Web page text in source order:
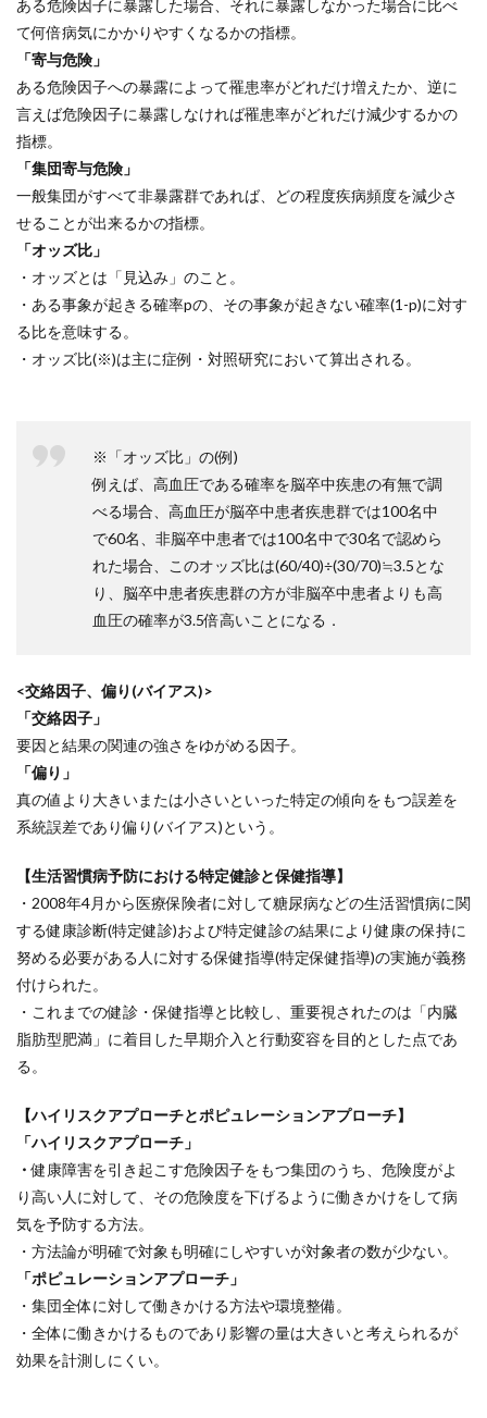
ある危険因子に暴露した場合、それに暴露しなかった場合に比べ
て何倍病気にかかりやすくなるかの指標。
「寄与危険」
ある危険因子への暴露によって罹患率がどれだけ増えたか、逆に
言えば危険因子に暴露しなければ罹患率がどれだけ減少するかの
指標。
「集団寄与危険」
一般集団がすべて非暴露群であれば、どの程度疾病頻度を減少さ
せることが出来るかの指標。
「オッズ比」
・オッズとは「見込み」のこと。
・ある事象が起きる確率pの、その事象が起きない確率(1-p)に対す
る比を意味する。
・オッズ比(※)は主に症例・対照研究において算出される。
※「オッズ比」の(例)
例えば、高血圧である確率を脳卒中疾患の有無で調
べる場合、高血圧が脳卒中患者疾患群では100名中
で60名、非脳卒中患者では100名中で30名で認めら
れた場合、このオッズ比は(60/40)÷(30/70)≒3.5とな
り、脳卒中患者疾患群の方が非脳卒中患者よりも高
血圧の確率が3.5倍高いことになる．
<交絡因子、偏り(バイアス)>
「交絡因子」
要因と結果の関連の強さをゆがめる因子。
「偏り」
真の値より大きいまたは小さいといった特定の傾向をもつ誤差を
系統誤差であり偏り(バイアス)という。
【生活習慣病予防における特定健診と保健指導】
・2008年4月から医療保険者に対して糖尿病などの生活習慣病に関
する健康診断(特定健診)および特定健診の結果により健康の保持に
努める必要がある人に対する保健指導(特定保健指導)の実施が義務
付けられた。
・これまでの健診・保健指導と比較し、重要視されたのは「内臓
脂肪型肥満」に着目した早期介入と行動変容を目的とした点であ
る。
【ハイリスクアプローチとポピュレーションアプローチ】
「ハイリスクアプローチ」
・健康障害を引き起こす危険因子をもつ集団のうち、危険度がよ
り高い人に対して、その危険度を下げるように働きかけをして病
気を予防する方法。
・方法論が明確で対象も明確にしやすいが対象者の数が少ない。
「ポピュレーションアプローチ」
・集団全体に対して働きかける方法や環境整備。
・全体に働きかけるものであり影響の量は大きいと考えられるが
効果を計測しにくい。